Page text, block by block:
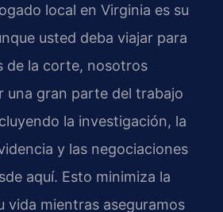
local en Virginia es su
usted deba viajar para
de la corte, nosotros
una gran parte del trabajo
la investigación, la
y las negociaciones
aquí. Esto minimiza la
vida mientras aseguramos